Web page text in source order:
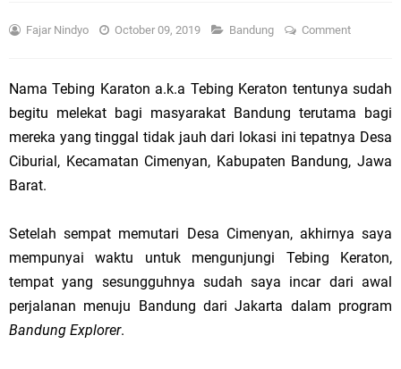
Fajar Nindyo October 09, 2019 Bandung Comment
Nama Tebing Karaton a.k.a Tebing Keraton tentunya sudah
begitu melekat bagi masyarakat Bandung terutama bagi
mereka yang tinggal tidak jauh dari lokasi ini tepatnya Desa
Ciburial, Kecamatan Cimenyan, Kabupaten Bandung, Jawa
Barat.
Setelah sempat memutari Desa Cimenyan, akhirnya saya
mempunyai waktu untuk mengunjungi Tebing Keraton,
tempat yang sesungguhnya sudah saya incar dari awal
perjalanan menuju Bandung dari Jakarta dalam program
Bandung Explorer.